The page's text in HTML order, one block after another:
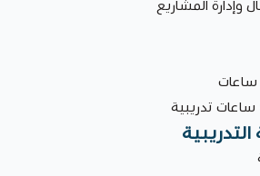
وإدارة المشاريع